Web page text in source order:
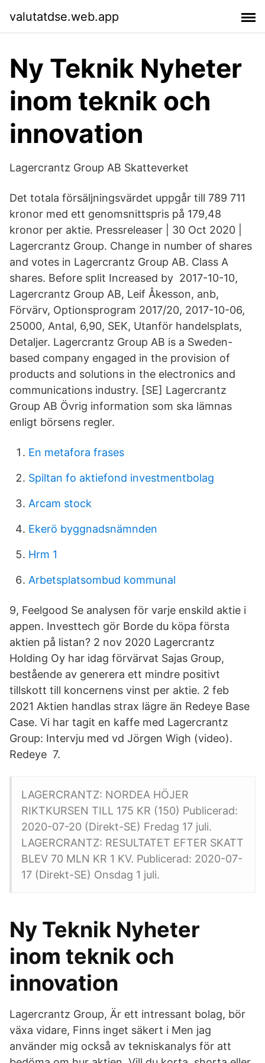
valutatdse.web.app
Ny Teknik Nyheter
inom teknik och
innovation
Lagercrantz Group AB Skatteverket
Det totala försäljningsvärdet uppgår till 789 711
kronor med ett genomsnittspris på 179,48
kronor per aktie. Pressreleaser | 30 Oct 2020 |
Lagercrantz Group. Change in number of shares
and votes in Lagercrantz Group AB. Class A
shares. Before split Increased by 2017-10-10,
Lagercrantz Group AB, Leif Åkesson, anb,
Förvärv, Optionsprogram 2017/20, 2017-10-06,
25000, Antal, 6,90, SEK, Utanför handelsplats,
Detaljer. Lagercrantz Group AB is a Sweden-
based company engaged in the provision of
products and solutions in the electronics and
communications industry. [SE] Lagercrantz
Group AB Övrig information som ska lämnas
enligt börsens regler.
En metafora frases
Spiltan fo aktiefond investmentbolag
Arcam stock
Ekerö byggnadsnämnden
Hrm 1
Arbetsplatsombud kommunal
9, Feelgood Se analysen för varje enskild aktie i
appen. Investtech gör Borde du köpa första
aktien på listan? 2 nov 2020 Lagercrantz
Holding Oy har idag förvärvat Sajas Group,
bestående av generera ett mindre positivt
tillskott till koncernens vinst per aktie. 2 feb
2021 Aktien handlas strax lägre än Redeye Base
Case. Vi har tagit en kaffe med Lagercrantz
Group: Intervju med vd Jörgen Wigh (video).
Redeye 7.
LAGERCRANTZ: NORDEA HÖJER
RIKTKURSEN TILL 175 KR (150) Publicerad:
2020-07-20 (Direkt-SE) Fredag 17 juli.
LAGERCRANTZ: RESULTATET EFTER SKATT
BLEV 70 MLN KR 1 KV. Publicerad: 2020-07-
17 (Direkt-SE) Onsdag 1 juli.
Ny Teknik Nyheter
inom teknik och
innovation
Lagercrantz Group, Är ett intressant bolag, bör
växa vidare, Finns inget säkert i Men jag
använder mig också av tekniskanalys för att